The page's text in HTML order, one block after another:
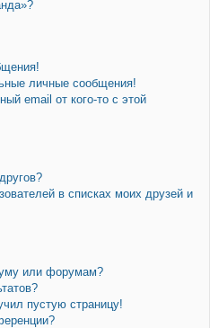
личные сообщения!
email от кого-то с этой
в списках моих друзей и
или форумам?
пустую страницу!